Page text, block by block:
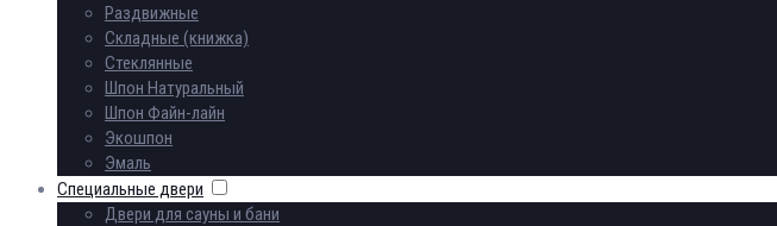
Раздвижные
Складные (книжка)
Стеклянные
Шпон Натуральный
Шпон Файн-лайн
Экошпон
Эмаль
Специальные двери
Двери для сауны и бани